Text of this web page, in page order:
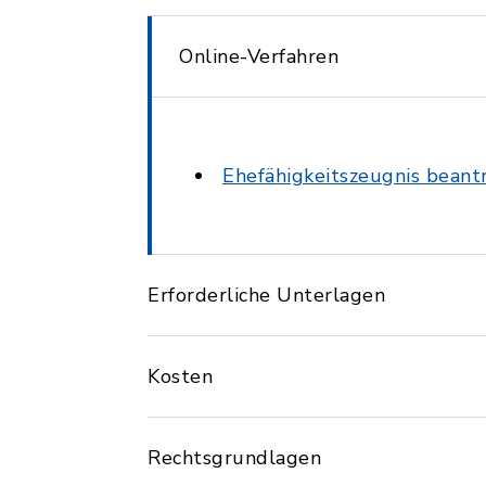
Online-Verfahren
Ehefähigkeitszeugnis
Erforderliche Unterlagen
Kosten
Rechtsgrundlagen